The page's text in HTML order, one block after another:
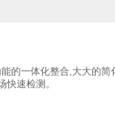
的一体化整合,大大的
速检测。